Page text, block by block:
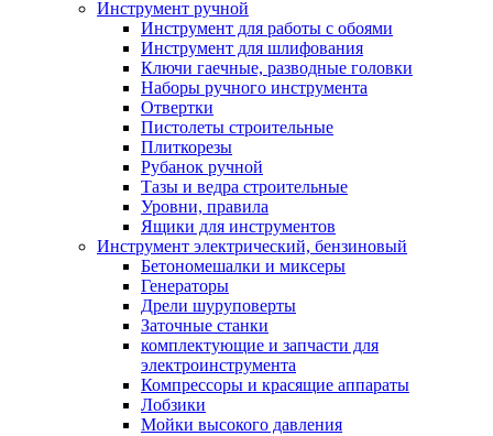
Инструмент ручной
Инструмент для работы с обоями
Инструмент для шлифования
Ключи гаечные, разводные головки
Наборы ручного инструмента
Отвертки
Пистолеты строительные
Плиткорезы
Рубанок ручной
Тазы и ведра строительные
Уровни, правила
Ящики для инструментов
Инструмент электрический, бензиновый
Бетономешалки и миксеры
Генераторы
Дрели шуруповерты
Заточные станки
комплектующие и запчасти для
электроинструмента
Компрессоры и красящие аппараты
Лобзики
Мойки высокого давления